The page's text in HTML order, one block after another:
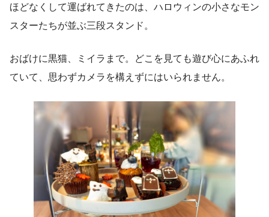
ほどなくして運ばれてきたのは、ハロウィンの小さなモン
スターたちが並ぶ三段スタンド。
おばけに黒猫、ミイラまで。どこを見ても遊び心にあふれ
ていて、思わずカメラを構えずにはいられません。